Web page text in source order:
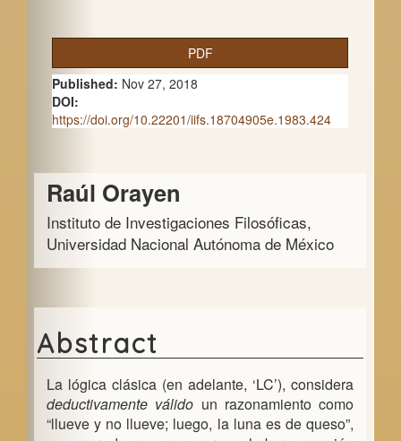
A
r
t
i
l
e
S
d
e
b
a
r
PDF
Published: Nov 27, 2018
DOI:
https://doi.org/10.22201/iifs.18704905e.1983.424
Main
Article
Content
Raúl Orayen
Instituto de Investigaciones Filosóficas,
Universidad Nacional Autónoma de México
Abstract
La lógica clásica (en adelante, ‘LC’), considera
deductivamente válido un razonamiento como
“llueve y no llueve; luego, la luna es de queso”,